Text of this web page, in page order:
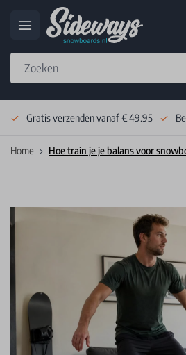
Gratis verzenden vanaf € 49.95
Home Hoe train je je balans voor